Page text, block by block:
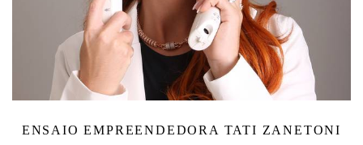
ENSAIO EMPREENDEDORA TATI ZANETONI